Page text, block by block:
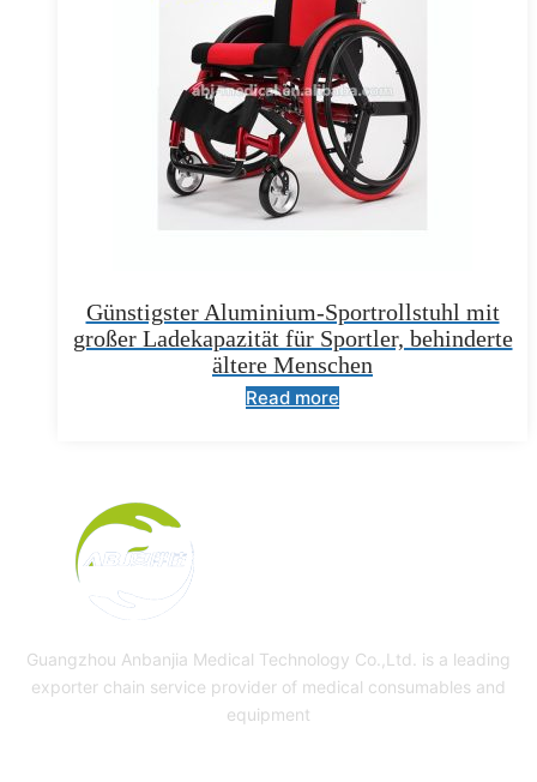
Günstigster Aluminium-Sportrollstuhl mit
großer Ladekapazität für Sportler, behinderte
ältere Menschen
Read more
Guangzhou Anbanjia Medical Technology Co.,Ltd. is a leading
exporter chain service provider of medical consumables and
equipment